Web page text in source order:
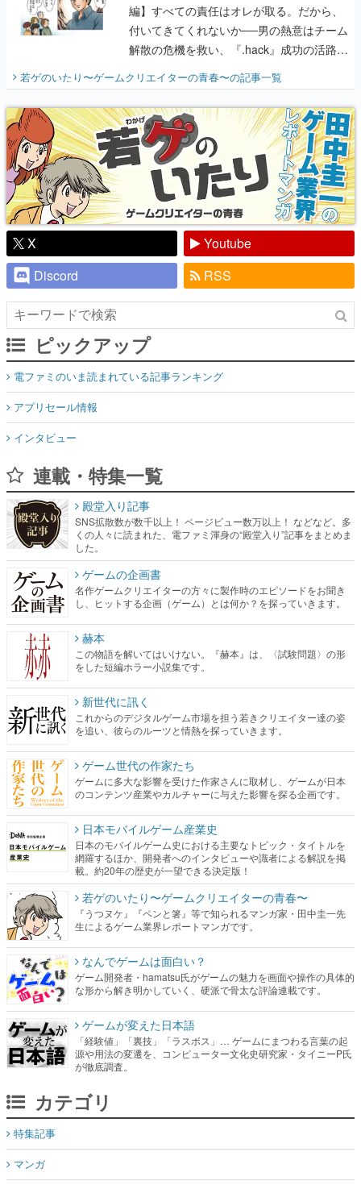
開く。業界の快男児・松山 洋に流れる血は
『少年ジャンプ』色だった【若ゲのいた
り】
若ゲのいたり〜ゲームクリエイターの青春〜の記事一覧
X
Youtube
Discord
RSS
ピックアップ
電ファミのいま読まれている記事ランキング
アプリセール情報
インタビュー
連載・特集一覧
くの人々に読まれた、電ファミ渾身の“殿堂入り”記事をまとめま
した。
ゲームの企画書
名作ゲームクリエイターの方々に製作時のエピソードをお聞き
し、ヒットする企画（ゲーム）とは何か？を探っていきます。
赫本
この物語を解いてはいけない。『赫本』は、〈試験問題〉の形
をした短編ホラー小説集です。
新世代に訊く
これからのデジタルゲーム市場を担う若きクリエイター達の姿
を追い、彼らのルーツと情熱を探っていきます。
ゲーム世代の作家たち
ゲームに多大な影響を受けた作家さんに取材し、ゲームが日本
のコンテンツ産業やカルチャーに与えた影響を探る企画です。
日本モバイルゲーム産業史
日本のモバイルゲーム史における主要なトピック・タイトルを
網羅するほか、開発者へのインタビューや識者による解説を掲
若ゲのいたり〜ゲームクリエイターの青春〜
『うつヌケ』『ペンと箸』等で知られるマンガ家・田中圭一先
生によるゲーム業界レポートマンガです。
なんでゲームは面白い？
ゲーム開発者・hamatsu氏がゲームの魅力を画面や操作の具体的
な形から解き明かしていく、硬派で骨太な評論連載です。
ゲームが変えた日本語
「経験値」「裏技」「ラスボス」… ゲームにまつわる言葉の起
源や用法の変遷を、コンピューター文化史研究家・タイニーP氏
カテゴリ
マンガ
女性向け
アプリレビュー